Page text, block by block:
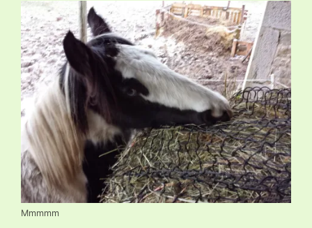
Mmmmm